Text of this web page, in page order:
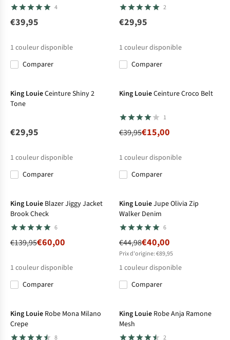
4
€39,95
1 couleur disponible
Comparer
2
€29,95
1 couleur disponible
Comparer
King LouieCeinture Shiny 2
Tone
€29,95
1 couleur disponible
Comparer
King LouieCeinture Croco Belt
1
€39,95€15,00
1 couleur disponible
Comparer
King Louie Blazer Jiggy Jacket
Brook Check
6
€139,95€60,00
1 couleur disponible
Comparer
King LouieJupe Olivia Zip
Walker Denim
6
€44,98€40,00
Prix d'origine: €89,95
1 couleur disponible
Comparer
King Louie Robe Mona Milano
Crepe
8
King Louie Robe Anja Ramone
Mesh
2